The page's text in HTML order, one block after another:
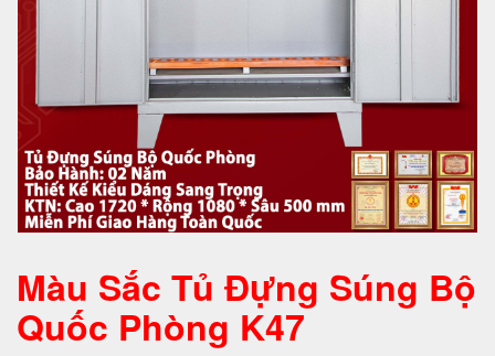
Màu Sắc Tủ Đựng Súng Bộ
Quốc Phòng K47